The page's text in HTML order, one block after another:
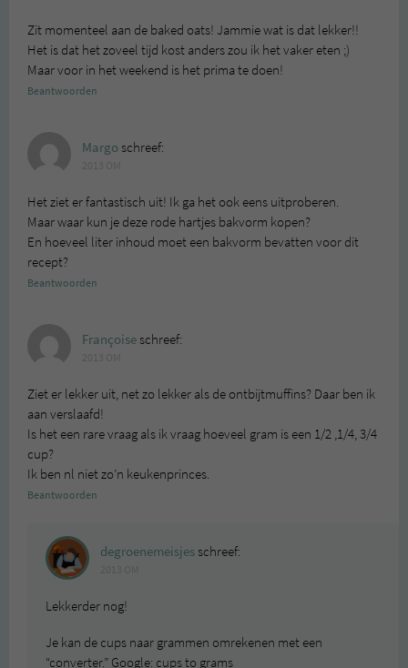
Zit momenteel aan de baked oats! Jammie wat is dat lekker!!
Het is dat het zoveel tijd kost anders zou ik het vaker eten ;)
Maar voor in het weekend is het prima te doen!
Beantwoorden
Margoschreef:
Het ziet er fantastisch uit! Ik ga het ook eens uitproberen.
Maar waar kun je deze rode hartjes bakvorm kopen?
En hoeveel liter inhoud moet een bakvorm bevatten voor dit
recept?
Beantwoorden
Françoiseschreef:
Ziet er lekker uit, net zo lekker als de ontbijtmuffins? Daar ben ik
aan verslaafd!
Is het een rare vraag als ik vraag hoeveel gram is een 1/2 ,1/4, 3/4
cup?
Ik ben nl niet zo’n keukenprinces.
Beantwoorden
degroenemeisjesschreef:
Lekkerder nog!
Je kan de cups naar grammen omrekenen met een
“converter.” Google: cups to grams